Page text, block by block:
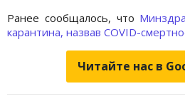
Ранее сообщалось, что
карантина, назвав COVID-
Читайте нас в